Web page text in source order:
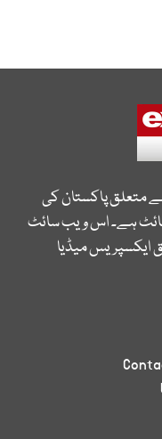
متعلق پاکستان کی
ہے۔ اس ویب سائٹ
ایکسپریس میڈیا